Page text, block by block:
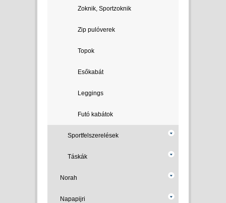
Zoknik, Sportzoknik
Zip pulóverek
Topok
Esőkabát
Leggings
Futó kabátok
Sportfelszerelések
Táskák
Norah
Napapijri